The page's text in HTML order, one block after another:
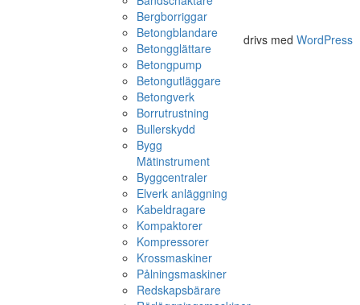
Bergborriggar
Betongblandare
Betongglättare
Betongpump
Betongutläggare
Betongverk
Borrutrustning
Bullerskydd
Bygg
Mätinstrument
Byggcentraler
Elverk anläggning
Kabeldragare
Kompaktorer
Kompressorer
Krossmaskiner
Pålningsmaskiner
Redskapsbärare
drivs med WordPress